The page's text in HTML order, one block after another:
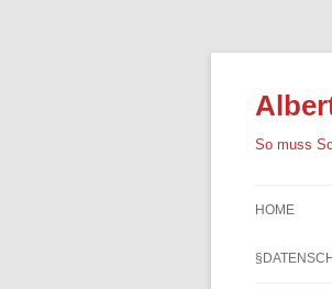
So muss
HOME